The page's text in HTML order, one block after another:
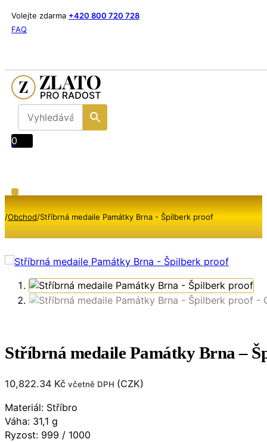
Volejte zdarma +420 800 720 728
FAQ
0
/Obchod/Stříbrná medaile Památky Brna - Špilberk proof
Stříbrná medaile Památky Brna –
10,822.34 Kč včetně DPH (CZK)
Materiál: Stříbro
Váha: 31,1 g
Ryzost: 999 / 1000